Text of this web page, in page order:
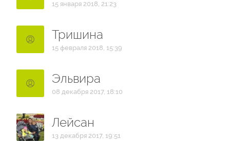
15 января 2018, 21:23
Тришина
15 февраля 2018, 15:39
Эльвира
08 декабря 2017, 18:10
Лейсан
13 декабря 2017, 19:51